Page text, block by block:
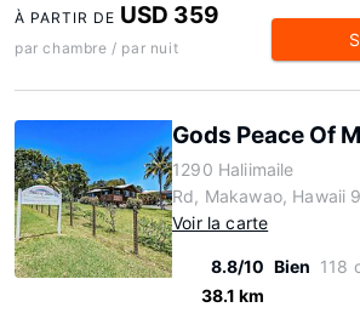
À PARTIR DE USD 359
par chambre / par nuit
Gods Peace Of
1290 Haliimaile
Rd, Makawao, Hawaii
Voir la carte
8.8/10 Bien 118
38.1 km